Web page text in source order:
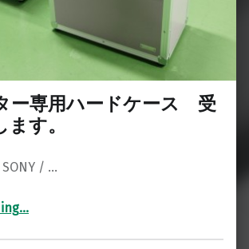
ー専用ハードケース 受
す。
SONY / …
“液晶モニター専用ハードケース 受注製作致します。”
…